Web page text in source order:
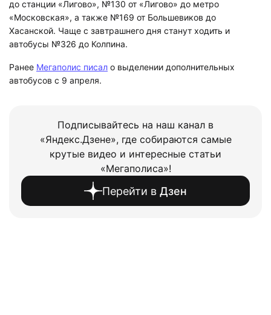
до станции «Лигово», №130 от «Лигово» до метро
«Московская», а также №169 от Большевиков до
Хасанской. Чаще с завтрашнего дня станут ходить и
автобусы №326 до Колпина.
Ранее Мегаполис писал о выделении дополнительных
автобусов с 9 апреля.
Подписывайтесь на наш канал в
«Яндекс.Дзене», где собираются самые
крутые видео и интересные статьи
«Мегаполиса»!
Перейти в Дзен